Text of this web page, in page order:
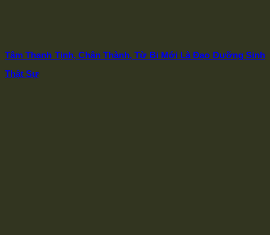
Tâm Thanh Tịnh, Chân Thành, Từ Bi Mới Là Đạo Dưỡng Sinh
Thật Sự